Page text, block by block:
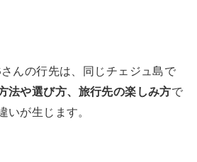
んの行先は、同じチェジュ島で
法や選び方、旅行先の楽しみ方で
いが生じます。